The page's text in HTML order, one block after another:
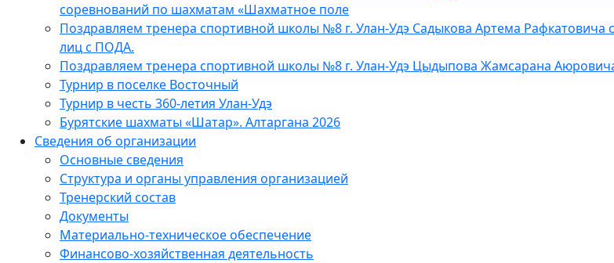
соревнований по шахматам «Шахматное поле
Поздравляем тренера спортивной школы №8 г. Улан-Удэ Садыкова Артема
лиц с ПОДА.
Поздравляем тренера спортивной школы №8 г. Улан-Удэ Цыдыпова Жамсарана
Турнир в поселке Восточный
Турнир в честь 360-летия Улан-Удэ
Бурятские шахматы «Шатар». Алтаргана 2026
Сведения об организации
Основные сведения
Структура и органы управления организацией
Тренерский состав
Документы
Материально-техническое обеспечение
Финансово-хозяйственная деятельность